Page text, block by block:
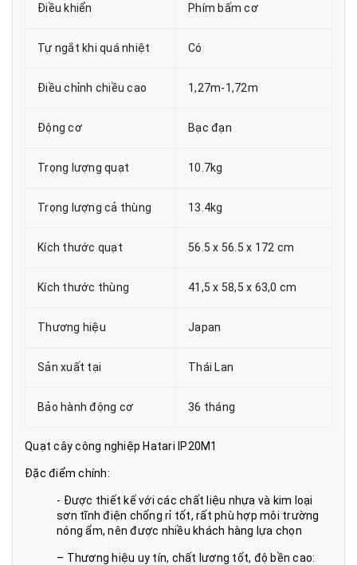
Điều khiển Phím bấm cơ
Tự ngắt khi quá nhiệt Có
Điều chỉnh chiều cao 1,27m-1,72m
Động cơ Bạc đạn
Trọng lượng quạt 10.7kg
Trọng lượng cả thùng 13.4kg
Kích thước quạt 56.5 x 56.5 x 172 cm
Kích thước thùng 41,5 x 58,5 x 63,0 cm
Thương hiệu Japan
Sản xuất tại Thái Lan
Bảo hành động cơ 36 tháng
Quạt cây công nghiệp Hatari IP20M1
Đặc điểm chính:
- Được thiết kế với các chất liệu nhựa và kim loại
sơn tĩnh điện chống rỉ tốt, rất phù hợp môi trường
nóng ẩm, nên được nhiều khách hàng lựa chọn
– Thương hiệu uy tín, chất lương tốt, độ bền cao: